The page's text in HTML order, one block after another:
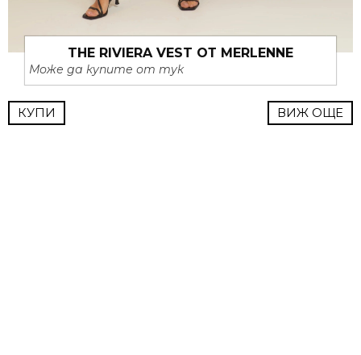
THE RIVIERA VEST ОТ MERLENNE
Може да купите от тук
КУПИ ВИЖ ОЩЕ